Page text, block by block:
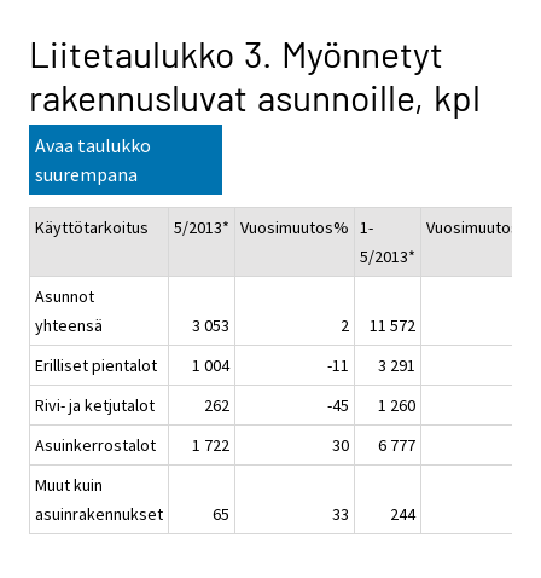
Liitetaulukko 3. Myönnetyt
rakennusluvat asunnoille, kpl
Avaa taulukko
suurempana
Käyttötarkoitus 5/2013* Vuosimuutos% 1-
5/2013*
Vuosimuutos%
Asunnot
yhteensä
3 053 2 11 572
Erilliset pientalot
1 004 -11 3 291
Rivi- ja ketjutalot
262 -45 1 260
Asuinkerrostalot
1 722 30 6 777
Muut kuin
asuinrakennukset
65 33 244